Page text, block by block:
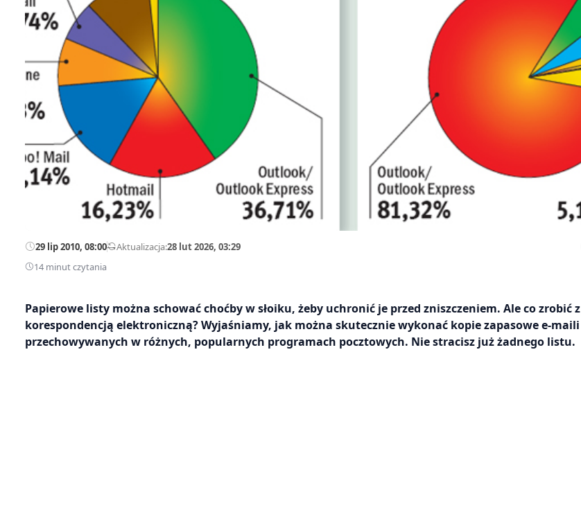
29 lip 2010, 08:00—Aktualizacja:28 lut 2026, 03:29
14 minut czytania
Papierowe listy można schować choćby w słoiku, żeby uchronić je przed zniszczeniem. Ale co zrobić z
korespondencją elektroniczną? Wyjaśniamy, jak można skutecznie wykonać kopie zapasowe e-maili
przechowywanych w różnych, popularnych programach pocztowych. Nie stracisz już żadnego listu.